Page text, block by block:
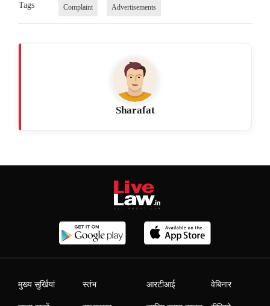
Tags Complaint Advertisements
Sharafat
मुख्य सुर्खियां स्तंभ आरटीआई वेबिनार